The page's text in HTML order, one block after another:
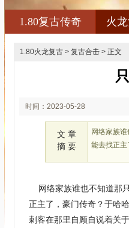
1.80复古传奇 火
1.80火龙复古 > 复古合击 > 正文
时间：2023-05-28
文 章
摘 要
网络家族
能去找正
网络家族谁也不知道那
正主了，豪门传奇？于哈
刺客在那里自顾自说着关